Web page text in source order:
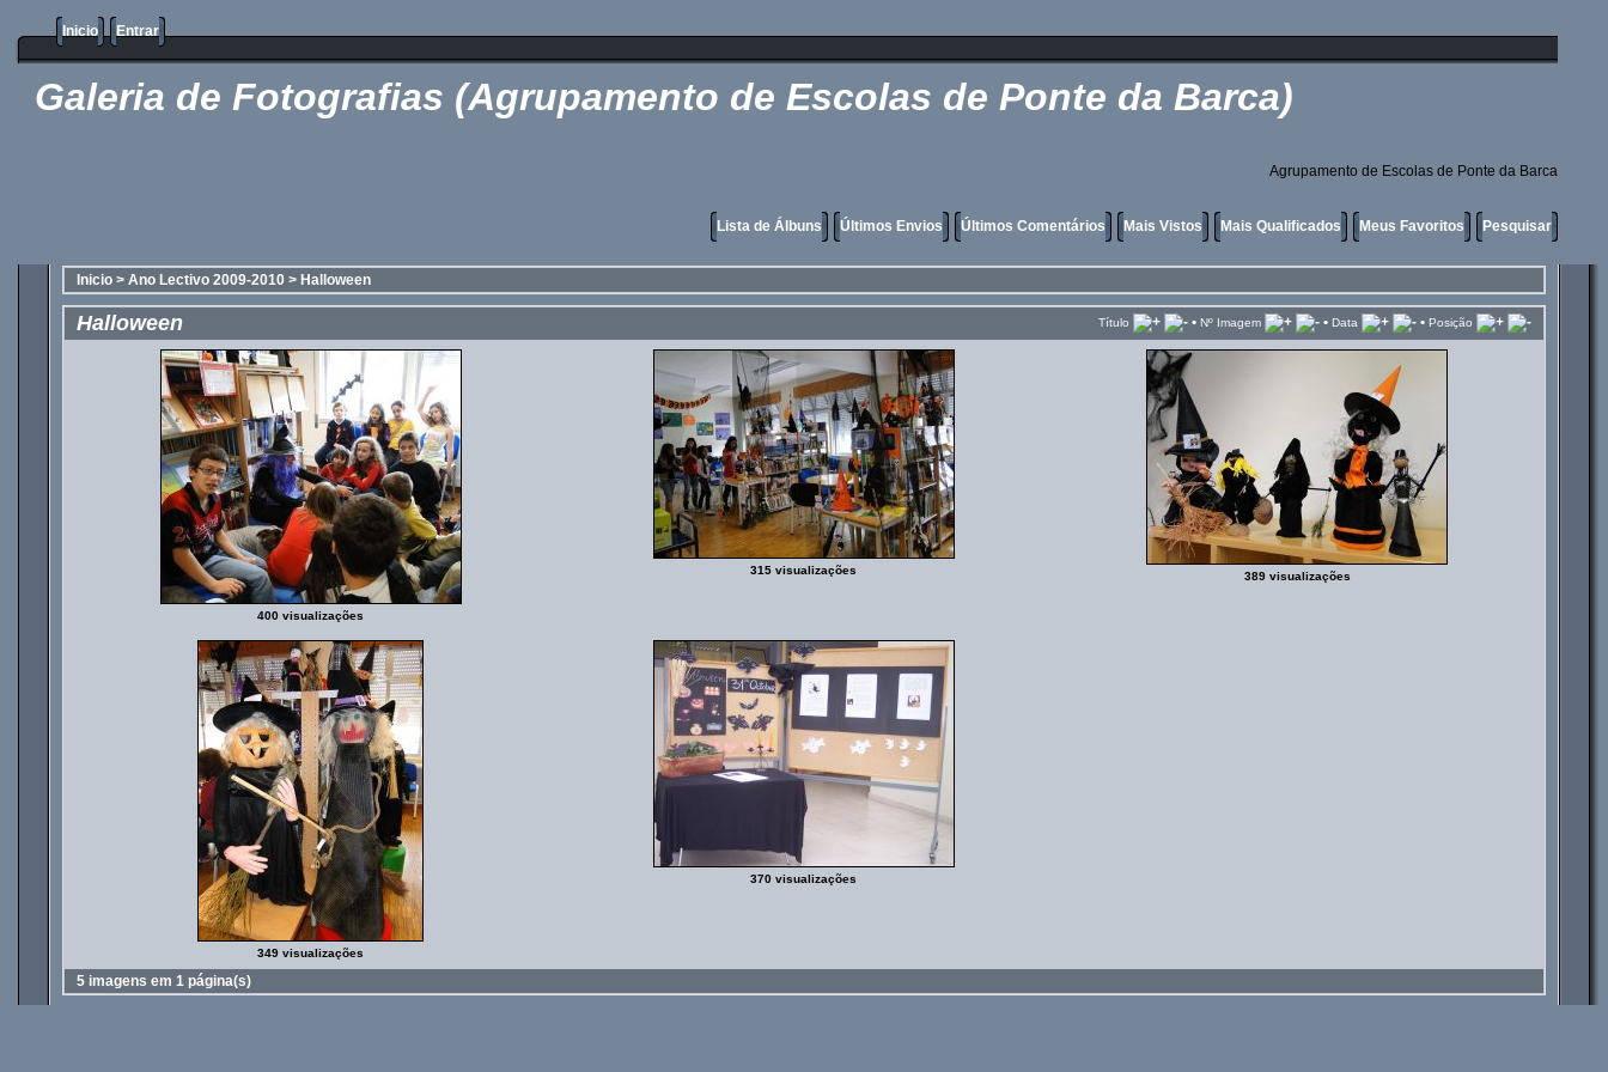
Inicio Entrar
Galeria de Fotografias (Agrupamento de Escolas de Ponte da Barca)
Agrupamento de Escolas de Ponte da Barca
Lista de Álbuns Últimos Envios Últimos Comentários Mais Vistos Mais Qualificados Meus Favoritos Pesquisar
Inicio > Ano Lectivo 2009-2010 > Halloween
Halloween Título • Nº Imagem • Data • Posição
400 visualizações
315 visualizações 389 visualizações
349 visualizações
370 visualizações
5 imagens em 1 página(s)